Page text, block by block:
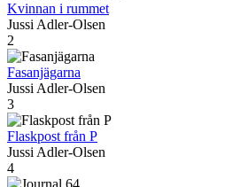
Kvinnan i rummet
Jussi Adler-Olsen
2
Fasanjägarna
Jussi Adler-Olsen
3
Flaskpost från P
Jussi Adler-Olsen
4